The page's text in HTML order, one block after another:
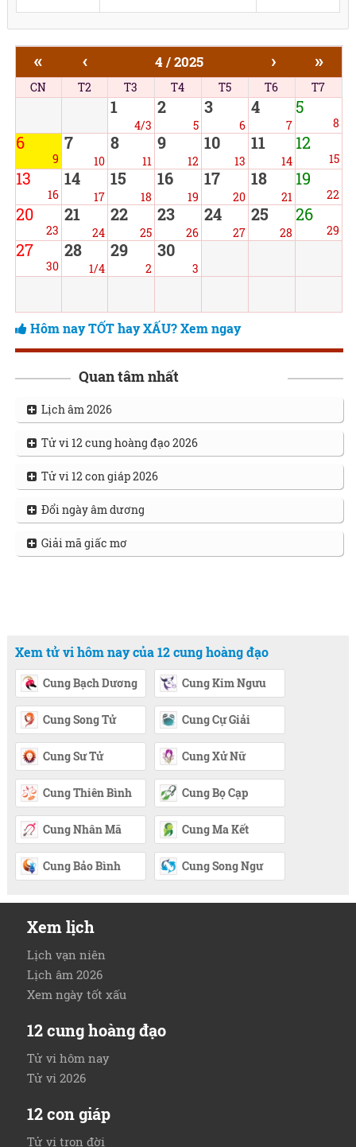
« ‹ 4 / 2025 › »
CN T2 T3 T4 T5 T6 T7
1
4/3
2
5
3
6
4
7
5
8
6
9
7
10
8
11
9
12
10
13
11
14
12
15
13
16
14
17
15
18
16
19
17
20
18
21
19
22
20
23
21
24
22
25
23
26
24
27
25
28
26
29
27
30
28
1/4
29
2
30
3
Hôm nay TỐT hay XẤU? Xem ngay
Quan tâm nhất
Lịch âm 2026
Tử vi 12 cung hoàng đạo 2026
Tử vi 12 con giáp 2026
Đổi ngày âm dương
Giải mã giấc mơ
Xem tử vi hôm nay của 12 cung hoàng đạo
Cung Bạch Dương Cung Kim Ngưu
Cung Song Tử Cung Cự Giải
Cung Sư Tử Cung Xử Nữ
Cung Thiên Bình Cung Bọ Cạp
Cung Nhân Mã Cung Ma Kết
Cung Bảo Bình Cung Song Ngư
Xem lịch
Lịch vạn niên
Lịch âm 2026
Xem ngày tốt xấu
12 cung hoàng đạo
Tử vi hôm nay
Tử vi 2026
12 con giáp
Tử vi trọn đời